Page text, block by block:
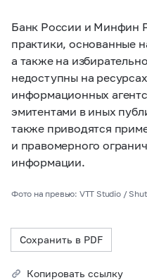
Банк России и Минфин
практики, основанные
а также на
недоступны на
информационных
эмитентами в иных
также приводятся
и правомерного
информации.
Фото на превью: VTT Studio /
Сохранить в PDF
Копировать ссылку